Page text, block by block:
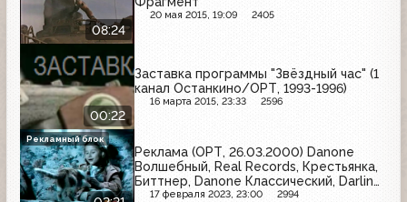
08:24
20 мая 2015, 19:09 2405
00:22
Заставка программы "Звёздный час" (1
канал Останкино/ОРТ, 1993-1996)
16 марта 2015, 23:33 2596
Реклама (ОРТ, 26.03.2000) Danone
Волшебный, Real Records, Крестьянка,
Биттнер, Danone Классический, Darling,
Галстена, Даниссимо, Выборы-2000
17 февраля 2023, 23:00 2994
Рекламный блок